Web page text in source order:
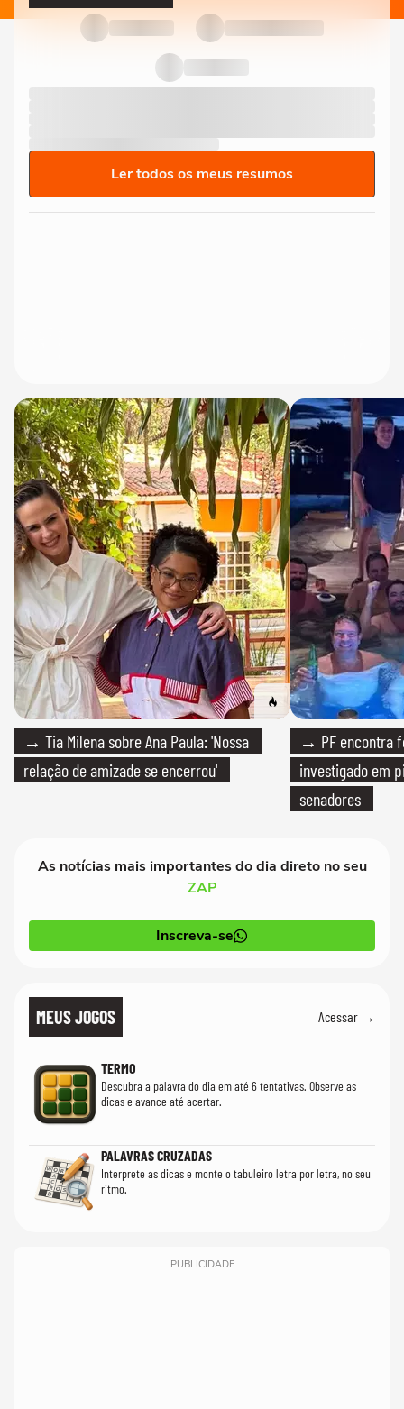
Ler todos os meus resumos
→ Tia Milena sobre Ana Paula: 'Nossa
relação de amizade se encerrou'
→ PF encontra
investigado em
senadores
As notícias mais importantes do dia direto no seu
ZAP
Inscreva-se
MEUS JOGOS Acessar →
TERMO
Descubra a palavra do dia em até 6 tentativas. Observe as
dicas e avance até acertar.
PALAVRAS CRUZADAS
Interprete as dicas e monte o tabuleiro letra por letra, no seu
ritmo.
PUBLICIDADE